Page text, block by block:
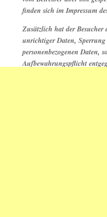
finden sich im Impressum
Zusätzlich hat der
unrichtiger Daten,
personenbezogenen Daten,
Aufbewahrungspflicht